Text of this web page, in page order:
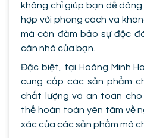
không chỉ giúp bạn dễ
hợp với phong cách và
mà còn đảm bảo sự độc
căn nhà của bạn.
Đặc biệt, tại Hoàng Minh
cung cấp các sản phẩm
chất lượng và an toàn cho
thể hoàn toàn yên tâm về
xác của các sản phẩm mà